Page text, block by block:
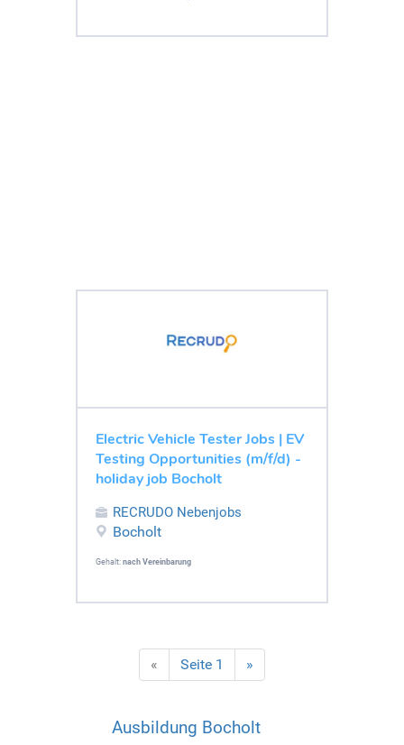
Electric Vehicle Tester Jobs | EV
Testing Opportunities (m/f/d) -
holiday job Bocholt
RECRUDO Nebenjobs
Bocholt
Gehalt: nach Vereinbarung
« Seite 1 »
Ausbildung Bocholt